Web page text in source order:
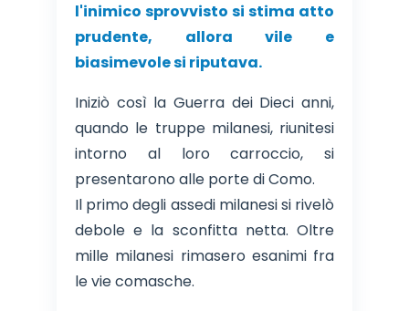
l'inimico sprovvisto si stima atto
prudente, allora vile e
biasimevole si riputava.
Iniziò così la Guerra dei Dieci anni,
quando le truppe milanesi, riunitesi
intorno al loro carroccio, si
presentarono alle porte di Como.
Il primo degli assedi milanesi si rivelò
debole e la sconfitta netta. Oltre
mille milanesi rimasero esanimi fra
le vie comasche.